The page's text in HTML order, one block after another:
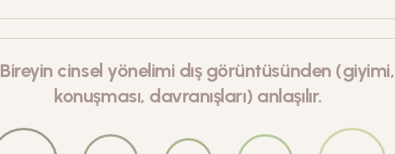
Bireyin cinsel yönelimi dış görüntüsünden (giyimi,
konuşması, davranışları) anlaşılır.